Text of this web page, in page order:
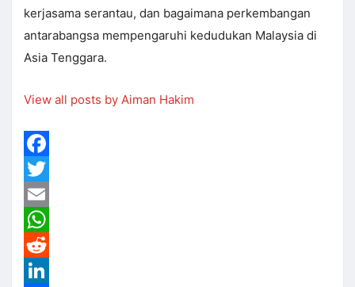
kerjasama serantau, dan bagaimana perkembangan
antarabangsa mempengaruhi kedudukan Malaysia di
Asia Tenggara.
View all posts by Aiman Hakim
Facebook
Twitter
Email
WhatsApp
Reddit